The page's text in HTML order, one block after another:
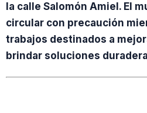
la calle Salomón Amiel. El
circular con precaución
trabajos destinados a
brindar soluciones